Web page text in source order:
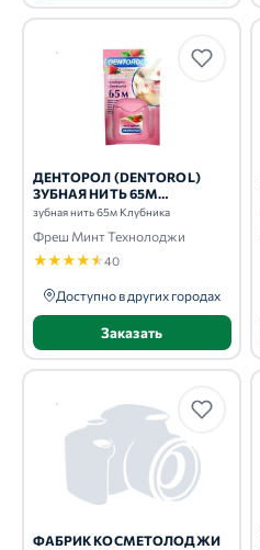
ДЕНТОРОЛ (DENTOROL)
ЗУБНАЯ НИТЬ 65М
КЛУБНИКА
зубная нить 65м Клубника
Фреш Минт Технолоджи
★★★★★40
Доступно в других городах
Заказать
ФАБРИК КОСМЕТОЛОДЖИ